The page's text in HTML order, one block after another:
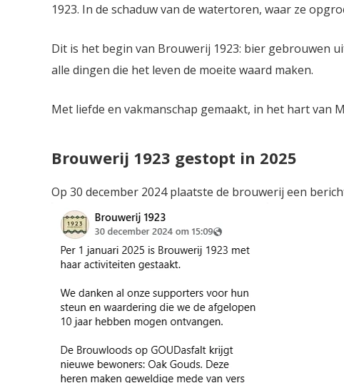
1923. In de schaduw van de watertoren, waar ze
Dit is het begin van Brouwerij 1923: bier gebrouwen
alle dingen die het leven de moeite waard maken.
Met liefde en vakmanschap gemaakt, in het hart
Brouwerij 1923 gestopt in 2025
Op 30 december 2024 plaatste de brouwerij een